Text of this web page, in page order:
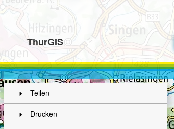
ThurGIS
Teilen
Drucken